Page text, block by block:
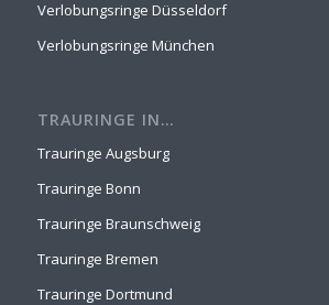
Verlobungsringe Düsseldorf
Verlobungsringe München
TRAURINGE IN…
Trauringe Augsburg
Trauringe Bonn
Trauringe Braunschweig
Trauringe Bremen
Trauringe Dortmund